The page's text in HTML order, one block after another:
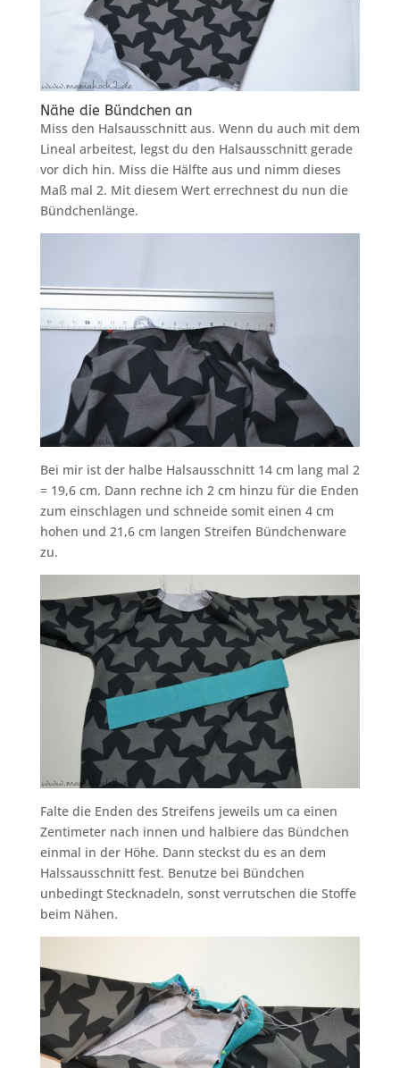
Nähe die Bündchen an
Miss den Halsausschnitt aus. Wenn du auch mit dem
Lineal arbeitest, legst du den Halsausschnitt gerade
vor dich hin. Miss die Hälfte aus und nimm dieses
Maß mal 2. Mit diesem Wert errechnest du nun die
Bündchenlänge.
Bei mir ist der halbe Halsausschnitt 14 cm lang mal 2
= 19,6 cm. Dann rechne ich 2 cm hinzu für die Enden
zum einschlagen und schneide somit einen 4 cm
hohen und 21,6 cm langen Streifen Bündchenware
zu.
Falte die Enden des Streifens jeweils um ca einen
Zentimeter nach innen und halbiere das Bündchen
einmal in der Höhe. Dann steckst du es an dem
Halssausschnitt fest. Benutze bei Bündchen
unbedingt Stecknadeln, sonst verrutschen die Stoffe
beim Nähen.